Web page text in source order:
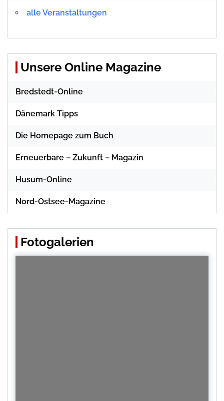
alle Veranstaltungen
Unsere Online Magazine
Bredstedt-Online
Dänemark Tipps
Die Homepage zum Buch
Erneuerbare – Zukunft – Magazin
Husum-Online
Nord-Ostsee-Magazine
Fotogalerien